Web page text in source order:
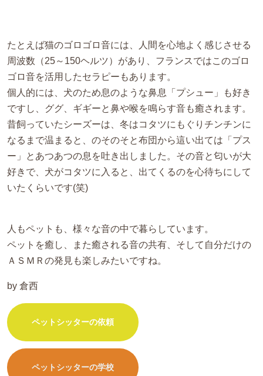
たとえば猫のゴロゴロ音には、人間を心地よく感じさせる
周波数（25～150ヘルツ）があり、フランスではこのゴロ
ゴロ音を活用したセラピーもあります。
個人的には、犬のため息のような鼻息「プシュー」も好き
ですし、ググ、ギギーと鼻や喉を鳴らす音も癒されます。
昔飼っていたシーズーは、冬はコタツにもぐりチンチンに
なるまで温まると、のそのそと布団から這い出ては「プス
ー」とあつあつの息を吐き出しました。その音と匂いが大
好きで、犬がコタツに入ると、出てくるのを心待ちにして
いたくらいです(笑)
人もペットも、様々な音の中で暮らしています。
ペットを癒し、また癒される音の共有、そして自分だけの
ＡＳＭＲの発見も楽しみたいですね。
by 倉西
ペットシッターの依頼
ペットシッターの学校